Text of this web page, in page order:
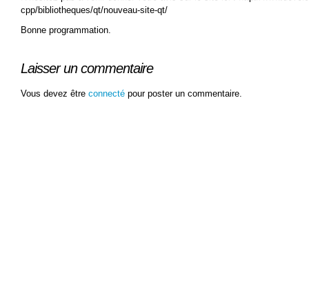
cpp/bibliotheques/qt/nouveau-site-qt/
Bonne programmation.
Laisser un commentaire
Vous devez être connecté pour poster un commentaire.